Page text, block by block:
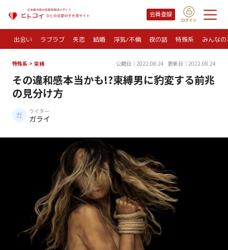
会員登録
出会い ラブラブ 失恋 結婚 浮気/不倫 夜の話 特殊系 みんな
特殊系 > 束縛 公開日｜2022.08.24 更新日｜2022.08.24
その違和感本当かも!?束縛男に豹変する前兆
の見分け方
ライター
ガライ